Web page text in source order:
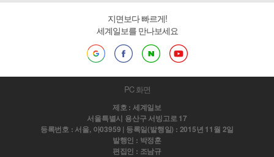
지면보다 빠르게!
세계일보를 만나보세요
PC 화면
제호 : 세계일보
서울특별시 용산구 서빙고로 17
등록번호 : 서울, 아03959 | 등록일(발행일) : 2015년 11월 2일
발행인 : 박정훈
편집인 : 조남규